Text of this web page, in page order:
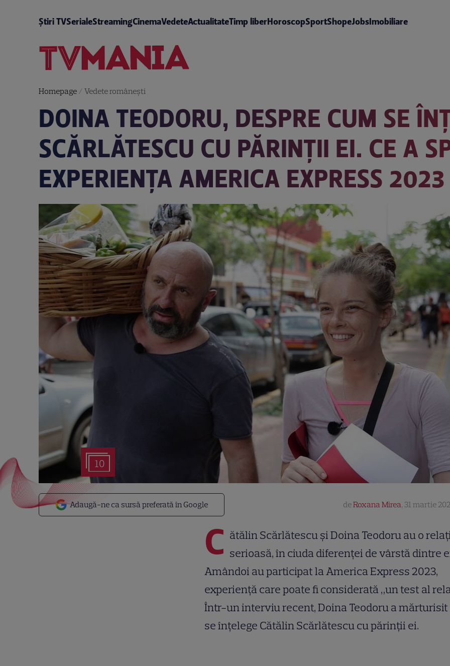
Știri TVSerialeStreamingCinemaVedeteActualitateTimp liberHoroscopSportShopeJobsImobiliare
Homepage/ Vedete româneşti
DOINA TEODORU, DESPRE CUM SE
SCĂRLĂTESCU CU PĂRINȚII EI. CE A
EXPERIENȚA AMERICA EXPRESS 2023
10
Adaugă-ne ca sursă preferată în Google deRoxana Mirea, 31 martie
C ătălin Scărlătescu și Doina Teodoru au o
serioasă, în ciuda diferenței de vârstă dintre
Amândoi au participat la America Express 2023,
experiență care poate fi considerată „un test al
Într-un interviu recent, Doina Teodoru a
se înțelege Cătălin Scărlătescu cu părinții ei.